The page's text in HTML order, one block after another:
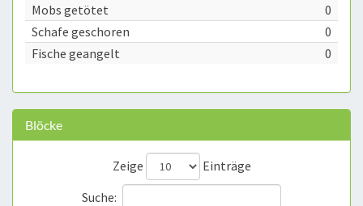
Mobs getötet
0
Schafe geschoren
0
Fische geangelt
0
Blöcke
Zeige
Einträge
Suche: